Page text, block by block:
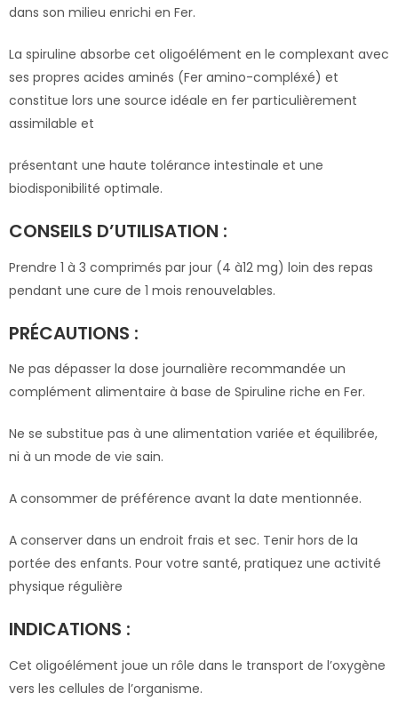
dans son milieu enrichi en Fer.
La spiruline absorbe cet oligoélément en le complexant avec
ses propres acides aminés (Fer amino-compléxé) et
constitue lors une source idéale en fer particulièrement
assimilable et
présentant une haute tolérance intestinale et une
biodisponibilité optimale.
CONSEILS D’UTILISATION :
Prendre 1 à 3 comprimés par jour (4 à12 mg) loin des repas
pendant une cure de 1 mois renouvelables.
PRÉCAUTIONS :
Ne pas dépasser la dose journalière recommandée un
complément alimentaire à base de Spiruline riche en Fer.
Ne se substitue pas à une alimentation variée et équilibrée,
ni à un mode de vie sain.
A consommer de préférence avant la date mentionnée.
A conserver dans un endroit frais et sec. Tenir hors de la
portée des enfants. Pour votre santé, pratiquez une activité
physique régulière
INDICATIONS :
Cet oligoélément joue un rôle dans le transport de l’oxygène
vers les cellules de l’organisme.